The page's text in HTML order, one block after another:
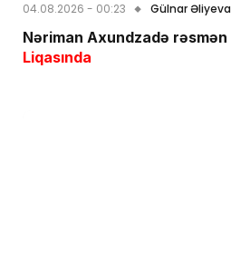
04.08.2026 - 00:23 Gülnar Əliyeva
Nəriman Axundzadə rəsmən
Liqasında